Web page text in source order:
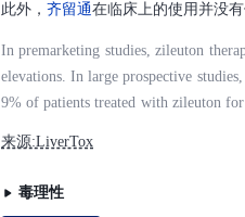
此外， 齐留通在临床上的使用并没
In premarketing studies, zileuton
elevations. In large prospective
9% of patients treated with zileuton for
suggestive of hepatic injury (fatigue,
ry with jaundice were seen. The
来源:LiverTox
毒理性